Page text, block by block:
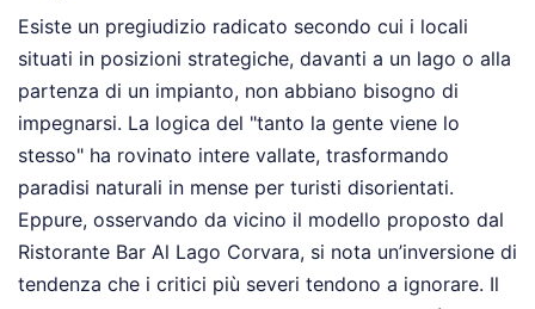
Esiste un pregiudizio radicato secondo cui i locali
situati in posizioni strategiche, davanti a un lago o alla
partenza di un impianto, non abbiano bisogno di
impegnarsi. La logica del "tanto la gente viene lo
stesso" ha rovinato intere vallate, trasformando
paradisi naturali in mense per turisti disorientati.
Eppure, osservando da vicino il modello proposto dal
Ristorante Bar Al Lago Corvara, si nota un’inversione di
tendenza che i critici più severi tendono a ignorare. Il